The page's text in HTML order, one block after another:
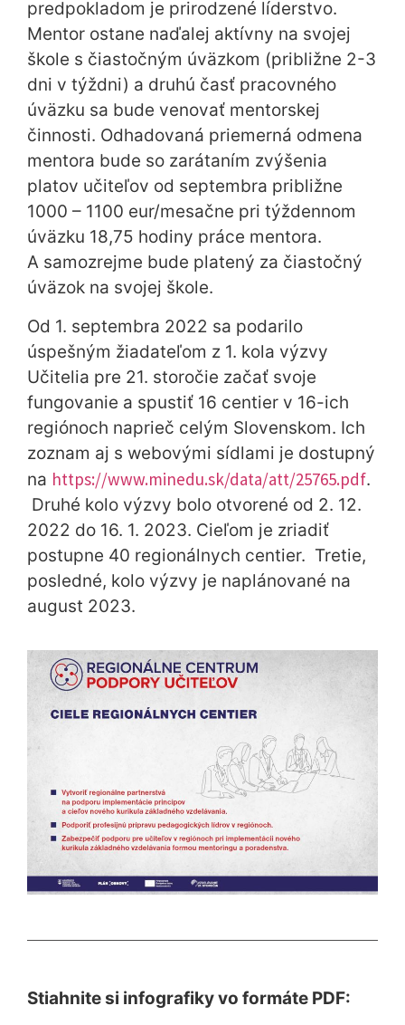
predpokladom je prirodzené líderstvo.
Mentor ostane naďalej aktívny na svojej
škole s čiastočným úväzkom (približne 2-3
dni v týždni) a druhú časť pracovného
úväzku sa bude venovať mentorskej
činnosti. Odhadovaná priemerná odmena
mentora bude so zarátaním zvýšenia
platov učiteľov od septembra približne
1000 – 1100 eur/mesačne pri týždennom
úväzku 18,75 hodiny práce mentora.
A samozrejme bude platený za čiastočný
úväzok na svojej škole.
Od 1. septembra 2022 sa podarilo
úspešným žiadateľom z 1. kola výzvy
Učitelia pre 21. storočie začať svoje
fungovanie a spustiť 16 centier v 16-ich
regiónoch naprieč celým Slovenskom. Ich
zoznam aj s webovými sídlami je dostupný
na https://www.minedu.sk/data/att/25765.pdf.
Druhé kolo výzvy bolo otvorené od 2. 12.
2022 do 16. 1. 2023. Cieľom je zriadiť
postupne 40 regionálnych centier. Tretie,
posledné, kolo výzvy je naplánované na
august 2023.
Stiahnite si infografiky vo formáte PDF: